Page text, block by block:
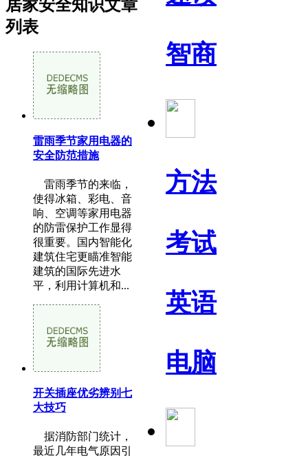
智商
方法
考试
英语
电脑
居家安全知识文章
列表
雷雨季节家用电器的
安全防范措施
雷雨季节的来临，
使得冰箱、彩电、音
响、空调等家用电器
的防雷保护工作显得
很重要。国内智能化
建筑住宅更瞄准智能
建筑的国际先进水
平，利用计算机和...
开关插座优劣辨别七
大技巧
据消防部门统计，
最近几年电气原因引